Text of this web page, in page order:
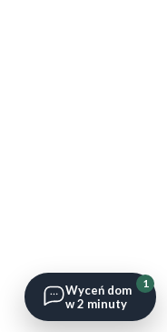
1
Wyceń dom
w 2 minuty